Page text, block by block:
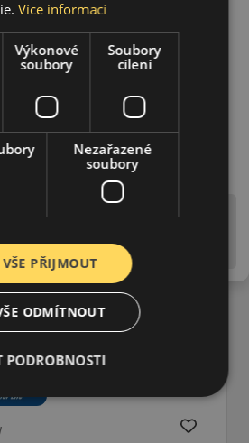
na štítku jsou pouze
platné (předchozí) legislativy.
205/40R17 (84) W
Více informací
Výkonové
soubory
Soubory
cílení
Nezařazené
soubory
VŠE PŘIJMOUT
ODMÍTNOUT
PODROBNOSTI